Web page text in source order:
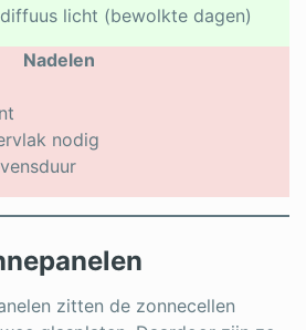
licht (bewolkte dagen)
Nadelen
nodig
zitten de zonnecellen